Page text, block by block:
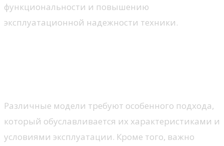
функциональности и повышению
эксплуатационной надежности техники.
Различные модели требуют особенного подхода,
который обуславливается их характеристиками и
условиями эксплуатации. Кроме того, важно